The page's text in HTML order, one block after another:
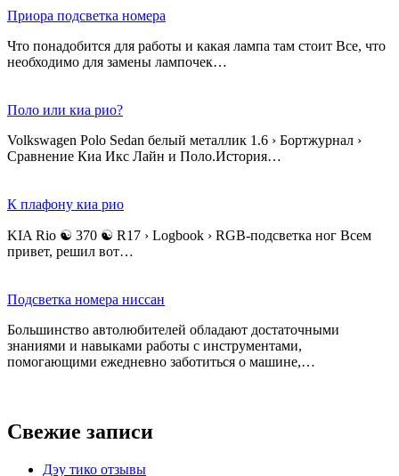
Приора подсветка номера
Что понадобится для работы и какая лампа там стоит Все, что
необходимо для замены лампочек…
Поло или киа рио?
Volkswagen Polo Sedan белый металлик 1.6 › Бортжурнал ›
Сравнение Киа Икс Лайн и Поло.История…
К плафону киа рио
KIA Rio ☯ 370 ☯ R17 › Logbook › RGB-подсветка ног Всем
привет, решил вот…
Подсветка номера ниссан
Большинство автолюбителей обладают достаточными
знаниями и навыками работы с инструментами,
помогающими ежедневно заботиться о машине,…
Свежие записи
Дэу тико отзывы